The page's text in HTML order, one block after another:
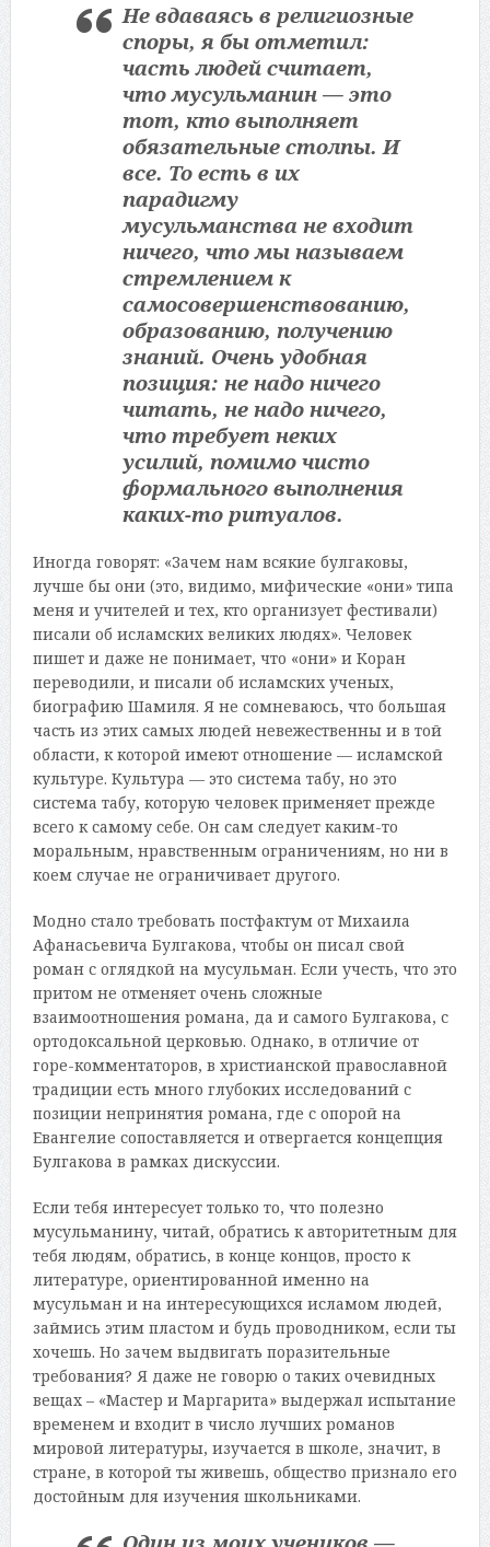
Не вдаваясь в религиозные
споры, я бы отметил:
часть людей считает,
что мусульманин — это
тот, кто выполняет
обязательные столпы. И
все. То есть в их
парадигму
мусульманства не входит
ничего, что мы называем
стремлением к
самосовершенствованию,
образованию, получению
знаний. Очень удобная
позиция: не надо ничего
читать, не надо ничего,
что требует неких
усилий, помимо чисто
формального выполнения
каких-то ритуалов.
Иногда говорят: «Зачем нам всякие булгаковы,
лучше бы они (это, видимо, мифические «они» типа
меня и учителей и тех, кто организует фестивали)
писали об исламских великих людях». Человек
пишет и даже не понимает, что «они» и Коран
переводили, и писали об исламских ученых,
биографию Шамиля. Я не сомневаюсь, что большая
часть из этих самых людей невежественны и в той
области, к которой имеют отношение — исламской
культуре. Культура — это система табу, но это
система табу, которую человек применяет прежде
всего к самому себе. Он сам следует каким-то
моральным, нравственным ограничениям, но ни в
коем случае не ограничивает другого.
Модно стало требовать постфактум от Михаила
Афанасьевича Булгакова, чтобы он писал свой
роман с оглядкой на мусульман. Если учесть, что это
притом не отменяет очень сложные
взаимоотношения романа, да и самого Булгакова, с
ортодоксальной церковью. Однако, в отличие от
горе-комментаторов, в христианской православной
традиции есть много глубоких исследований с
позиции непринятия романа, где с опорой на
Евангелие сопоставляется и отвергается концепция
Булгакова в рамках дискуссии.
Если тебя интересует только то, что полезно
мусульманину, читай, обратись к авторитетным для
тебя людям, обратись, в конце концов, просто к
литературе, ориентированной именно на
мусульман и на интересующихся исламом людей,
займись этим пластом и будь проводником, если ты
хочешь. Но зачем выдвигать поразительные
требования? Я даже не говорю о таких очевидных
вещах – «Мастер и Маргарита» выдержал испытание
временем и входит в число лучших романов
мировой литературы, изучается в школе, значит, в
стране, в которой ты живешь, общество признало его
достойным для изучения школьниками.